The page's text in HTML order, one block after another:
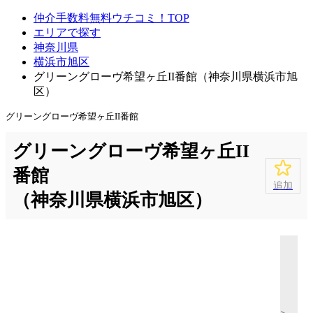
仲介手数料無料ウチコミ！TOP
エリアで探す
神奈川県
横浜市旭区
グリーングローヴ希望ヶ丘II番館（神奈川県横浜市旭
区）
グリーングローヴ希望ヶ丘II番館
グリーングローヴ希望ヶ丘II
番館
（神奈川県横浜市旭区）
追加